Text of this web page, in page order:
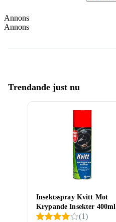
Annons
Annons
Trendande just nu
Insektsspray Kvitt Mot
Krypande Insekter 400ml
(1)